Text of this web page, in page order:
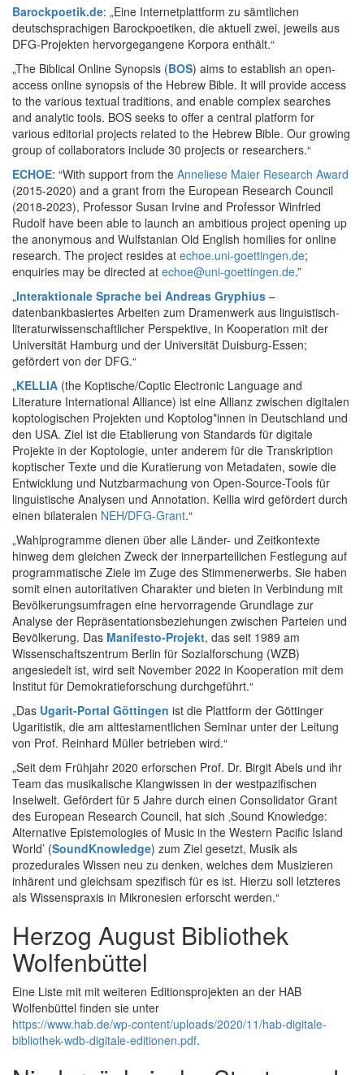
Barockpoetik.de: „Eine Internetplattform zu sämtlichen
deutschsprachigen Barockpoetiken, die aktuell zwei, jeweils aus
DFG-Projekten hervorgegangene Korpora enthält.“
„The Biblical Online Synopsis (BOS) aims to establish an open-
access online synopsis of the Hebrew Bible. It will provide access
to the various textual traditions, and enable complex searches
and analytic tools. BOS seeks to offer a central platform for
various editorial projects related to the Hebrew Bible. Our growing
group of collaborators include 30 projects or researchers.“
ECHOE: “With support from the Anneliese Maier Research Award
(2015-2020) and a grant from the European Research Council
(2018-2023), Professor Susan Irvine and Professor Winfried
Rudolf have been able to launch an ambitious project opening up
the anonymous and Wulfstanian Old English homilies for online
research. The project resides at echoe.uni-goettingen.de;
enquiries may be directed at echoe@uni-goettingen.de.”
„Interaktionale Sprache bei Andreas Gryphius –
datenbankbasiertes Arbeiten zum Dramenwerk aus linguistisch-
literaturwissenschaftlicher Perspektive, in Kooperation mit der
Universität Hamburg und der Universität Duisburg-Essen;
gefördert von der DFG.“
„KELLIA (the Koptische/Coptic Electronic Language and
Literature International Alliance) ist eine Allianz zwischen digitalen
koptologischen Projekten und Koptolog*innen in Deutschland und
den USA. Ziel ist die Etablierung von Standards für digitale
Projekte in der Koptologie, unter anderem für die Transkription
koptischer Texte und die Kuratierung von Metadaten, sowie die
Entwicklung und Nutzbarmachung von Open-Source-Tools für
linguistische Analysen und Annotation. Kellia wird gefördert durch
einen bilateralen NEH/DFG-Grant.“
„Wahlprogramme dienen über alle Länder- und Zeitkontexte
hinweg dem gleichen Zweck der innerparteilichen Festlegung auf
programmatische Ziele im Zuge des Stimmenerwerbs. Sie haben
somit einen autoritativen Charakter und bieten in Verbindung mit
Bevölkerungsumfragen eine hervorragende Grundlage zur
Analyse der Repräsentationsbeziehungen zwischen Parteien und
Bevölkerung. Das Manifesto-Projekt, das seit 1989 am
Wissenschaftszentrum Berlin für Sozialforschung (WZB)
angesiedelt ist, wird seit November 2022 in Kooperation mit dem
Institut für Demokratieforschung durchgeführt.“
„Das Ugarit-Portal Göttingen ist die Plattform der Göttinger
Ugaritistik, die am alttestamentlichen Seminar unter der Leitung
von Prof. Reinhard Müller betrieben wird.“
„Seit dem Frühjahr 2020 erforschen Prof. Dr. Birgit Abels und ihr
Team das musikalische Klangwissen in der westpazifischen
Inselwelt. Gefördert für 5 Jahre durch einen Consolidator Grant
des European Research Council, hat sich ‚Sound Knowledge:
Alternative Epistemologies of Music in the Western Pacific Island
World’ (SoundKnowledge) zum Ziel gesetzt, Musik als
prozedurales Wissen neu zu denken, welches dem Musizieren
inhärent und gleichsam spezifisch für es ist. Hierzu soll letzteres
als Wissenspraxis in Mikronesien erforscht werden.“
Herzog August Bibliothek
Wolfenbüttel
Eine Liste mit mit weiteren Editionsprojekten an der HAB
Wolfenbüttel finden sie unter
https://www.hab.de/wp-content/uploads/2020/11/hab-digitale-
bibliothek-wdb-digitale-editionen.pdf.